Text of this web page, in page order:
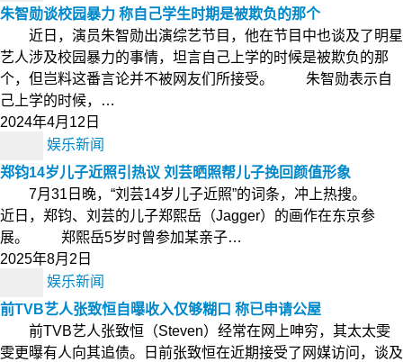
朱智勋谈校园暴力 称自己学生时期是被欺负的那个
近日，演员朱智勋出演综艺节目，他在节目中也谈及了明星
艺人涉及校园暴力的事情，坦言自己上学的时候是被欺负的那
个，但岂料这番言论并不被网友们所接受。 朱智勋表示自
己上学的时候，…
2024年4月12日
娱乐新闻
郑钧14岁儿子近照引热议 刘芸晒照帮儿子挽回颜值形象
7月31日晚，“刘芸14岁儿子近照”的词条，冲上热搜。
近日，郑钧、刘芸的儿子郑熙岳（Jagger）的画作在东京参
展。 郑熙岳5岁时曾参加某亲子…
2025年8月2日
娱乐新闻
前TVB艺人张致恒自曝收入仅够糊口 称已申请公屋
前TVB艺人张致恒（Steven）经常在网上呻穷，其太太雯
雯更曝有人向其追债。日前张致恒在近期接受了网媒访问，谈及